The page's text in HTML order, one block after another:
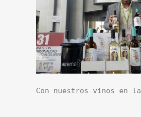
Con nuestros vinos en